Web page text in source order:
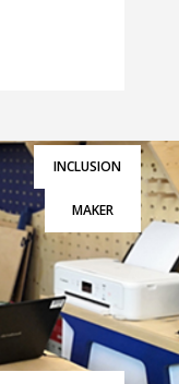
INCLUSION
MAKER